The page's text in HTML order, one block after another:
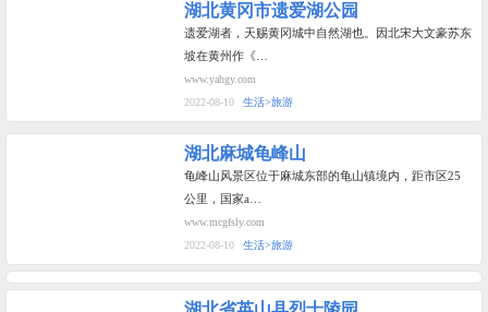
湖北黄冈市遗爱湖公园
遗爱湖者，天赐黄冈城中自然湖也。因北宋大文豪苏东
坡在黄州作《…
www.yahgy.com
2022-08-10
生活>旅游
湖北麻城龟峰山
龟峰山风景区位于麻城东部的龟山镇境内，距市区25
公里，国家a…
www.mcgfsly.com
2022-08-10
生活>旅游